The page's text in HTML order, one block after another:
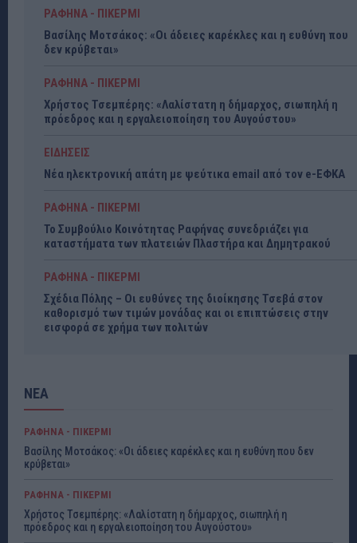
ΡΑΦΗΝΑ - ΠΙΚΕΡΜΙ
Βασίλης Μοτσάκος: «Οι άδειες καρέκλες και η ευθύνη που
δεν κρύβεται»
ΡΑΦΗΝΑ - ΠΙΚΕΡΜΙ
Χρήστος Τσεμπέρης: «Λαλίστατη η δήμαρχος, σιωπηλή η
πρόεδρος και η εργαλειοποίηση του Αυγούστου»
ΕΙΔΗΣΕΙΣ
Νέα ηλεκτρονική απάτη με ψεύτικα email από τον e-ΕΦΚΑ
ΡΑΦΗΝΑ - ΠΙΚΕΡΜΙ
Το Συμβούλιο Κοινότητας Ραφήνας συνεδριάζει για
καταστήματα των πλατειών Πλαστήρα και Δημητρακού
ΡΑΦΗΝΑ - ΠΙΚΕΡΜΙ
Σχέδια Πόλης – Οι ευθύνες της διοίκησης Τσεβά στον
καθορισμό των τιμών μονάδας και οι επιπτώσεις στην
εισφορά σε χρήμα των πολιτών
ΝΕΑ
ΡΑΦΗΝΑ - ΠΙΚΕΡΜΙ
Βασίλης Μοτσάκος: «Οι άδειες καρέκλες και η ευθύνη που δεν
κρύβεται»
ΡΑΦΗΝΑ - ΠΙΚΕΡΜΙ
Χρήστος Τσεμπέρης: «Λαλίστατη η δήμαρχος, σιωπηλή η
πρόεδρος και η εργαλειοποίηση του Αυγούστου»